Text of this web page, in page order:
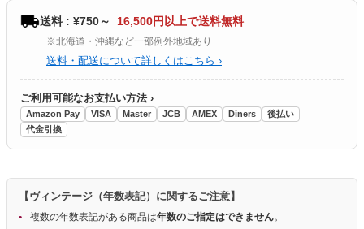
送料 : ¥750～ 16,500円以上で送料無料
※北海道・沖縄など一部例外地域あり
送料・配送について詳しくはこちら ›
ご利用可能なお支払い方法 ›
Amazon Pay VISA Master JCB AMEX Diners
後払い
代金引換
【ヴィンテージ（年数表記）に関するご注意】
複数の年数表記がある商品は年数のご指定はできません。